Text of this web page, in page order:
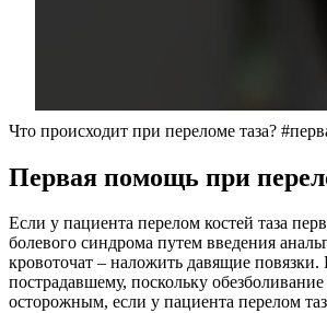
Что происходит при переломе таза?
Первая помощь при
Если у пациента перелом костей таза
болевого синдрома путем введения
кровоточат – наложить давящие
пострадавшему, поскольку
осторожным, если у пациента перелом